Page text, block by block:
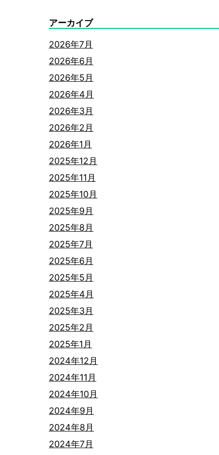
アーカイブ
2026年7月
2026年6月
2026年5月
2026年4月
2026年3月
2026年2月
2026年1月
2025年12月
2025年11月
2025年10月
2025年9月
2025年8月
2025年7月
2025年6月
2025年5月
2025年4月
2025年3月
2025年2月
2025年1月
2024年12月
2024年11月
2024年10月
2024年9月
2024年8月
2024年7月